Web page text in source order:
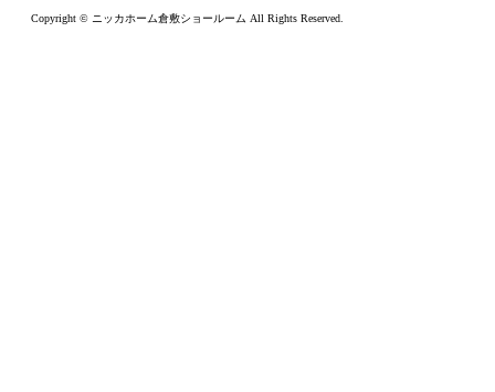
Copyright © ニッカホーム倉敷ショールーム All Rights Reserved.